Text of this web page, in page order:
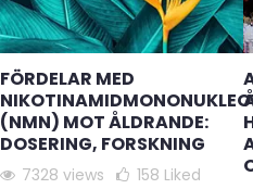
FÖRDELAR MED
(NMN) MOT ÅLDRANDE:
DOSERING, FORSKNING
7328 views 158 Liked